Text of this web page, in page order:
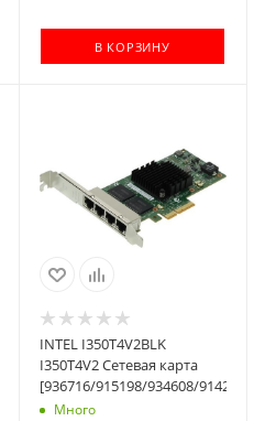
В КОРЗИНУ
INTEL I350T4V2BLK
I350T4V2 Сетевая карта
[936716/915198/934608/914223]
Много